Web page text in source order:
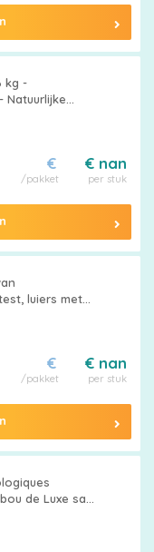
kg -
Natuurlijke
geurvrij en
€ nan
per stuk
€
/pakket
luiers met
(UTI) bij
€ nan
per stuk
€
/pakket
de Luxe sans